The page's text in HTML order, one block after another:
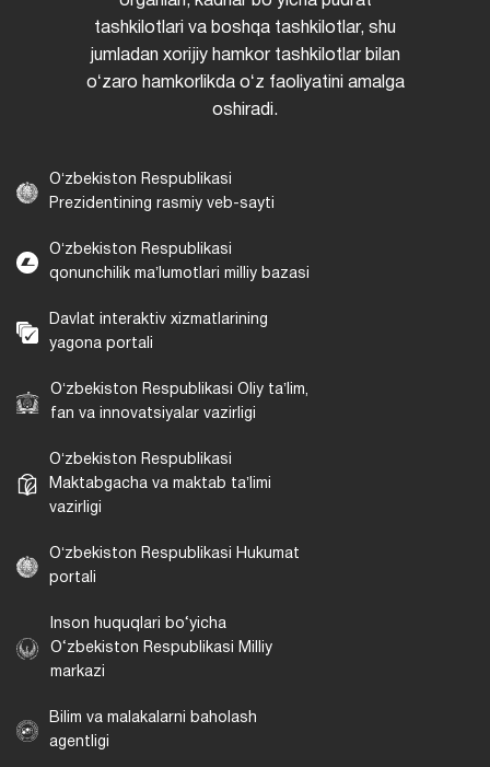
tashkilotlari va boshqa tashkilotlar, shu
jumladan xorijiy hamkor tashkilotlar bilan
oʻzaro hamkorlikda oʻz faoliyatini amalga
oshiradi.
Oʻzbekiston Respublikasi
Prezidentining rasmiy veb-sayti
Oʻzbekiston Respublikasi
qonunchilik maʼlumotlari milliy bazasi
Davlat interaktiv xizmatlarining
yagona portali
Oʻzbekiston Respublikasi Oliy taʼlim,
fan va innovatsiyalar vazirligi
Oʻzbekiston Respublikasi
Maktabgacha va maktab taʼlimi
vazirligi
Oʻzbekiston Respublikasi Hukumat
portali
Inson huquqlari bo‘yicha
O‘zbekiston Respublikasi Milliy
markazi
Bilim va malakalarni baholash
agentligi